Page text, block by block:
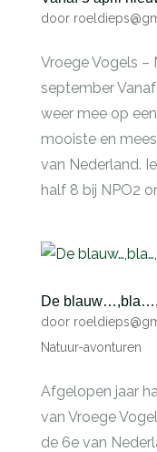
door
Vroege Vogels –
september
weer mee op
mooiste en
van Nederland.
half 8 bij NPO2
De
door
Natuur-avonturen
Afgelopen jaar
van Vroege
de 6e van